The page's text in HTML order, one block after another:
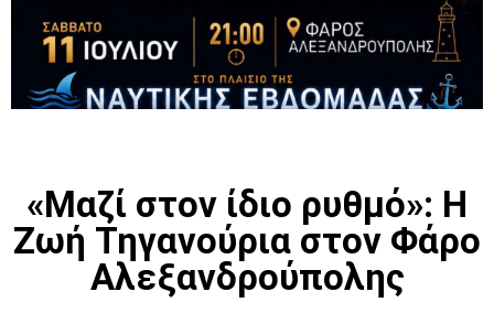
«Μαζί στον ίδιο ρυθμό»: Η
Ζωή Τηγανούρια στον Φάρο
Αλεξανδρούπολης